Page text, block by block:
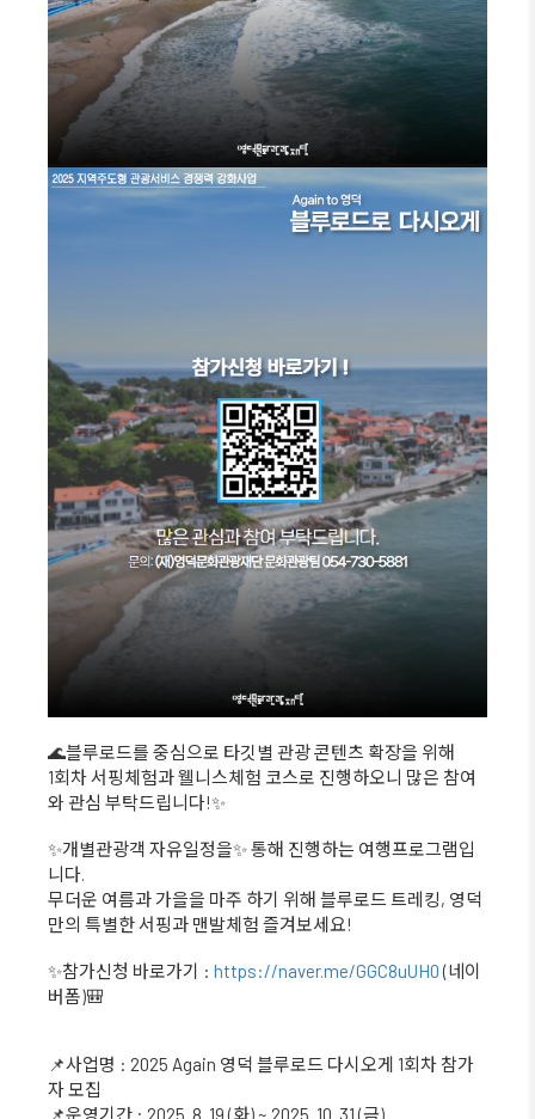
🌊블루로드를 중심으로 타깃별 관광 콘텐츠 확장을 위해
1회차 서핑체험과 웰니스체험 코스로 진행하오니 많은 참여
와 관심 부탁드립니다!✨
✨개별관광객 자유일정을✨ 통해 진행하는 여행프로그램입
니다.
무더운 여름과 가을을 마주 하기 위해 블루로드 트레킹, 영덕
만의 특별한 서핑과 맨발체험 즐겨보세요!
✨참가신청 바로가기 : https://naver.me/GGC8uUH0 (네이
버폼)🎒
📌사업명 : 2025 Again 영덕 블루로드 다시오게 1회차 참가
자 모집
📌운영기간 : 2025. 8. 19.(화) ~ 2025. 10. 31.(금)